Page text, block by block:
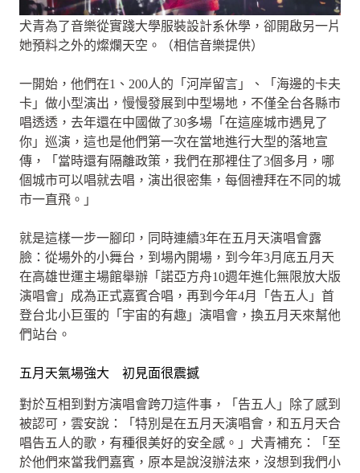
犬青為了音樂從實踐大學服裝設計系休學，卻開啟另一片
她預料之外的燦爛天空。（相信音樂提供）
一開始，他們在1、200人的「河岸留言」、「海邊的卡夫
卡」做小型演出，慢慢發展到中型場地，不僅全台各縣市
唱透透，去年還在中國做了30多場「在這座城市遇見了
你」巡演，這也是他們第一次在當地進行大型的落地宣
傳，「當時還有隔離政策，我們在那裡住了3個多月，哪
個城市可以唱就去唱，演出很密集，每個禮拜在不同的城
市一直飛。」
就是這樣一步一腳印，同時連續3年在五月天演唱會露
臉：從場外的小舞台，到場內開場，到今年3月底五月天
在高雄世運主場館舉辦「諾亞方舟10週年進化無限放大版
演唱會」成為正式嘉賓合唱，再到今年4月「告五人」首
登台北小巨蛋的「宇宙的有趣」演唱會，換五月天來幫他
們站台。
五月天氣場強大 初見面很震撼
對於互相到對方演唱會跨刀這件事，「告五人」除了感到
被認可，雲安說：「特別是在五月天演唱會，和五月天合
唱告五人的歌，有種很美好的安全感。」犬青補充：「至
於他們來當我們嘉賓，原本是說沒辦法來，沒想到我們小